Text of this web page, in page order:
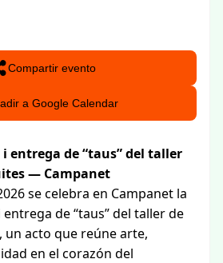
Compartir evento
a Google Calendar
entrega de “taus” del taller
— Campanet
se celebra en Campanet la
de “taus” del taller de
un acto que reúne arte,
en el corazón del